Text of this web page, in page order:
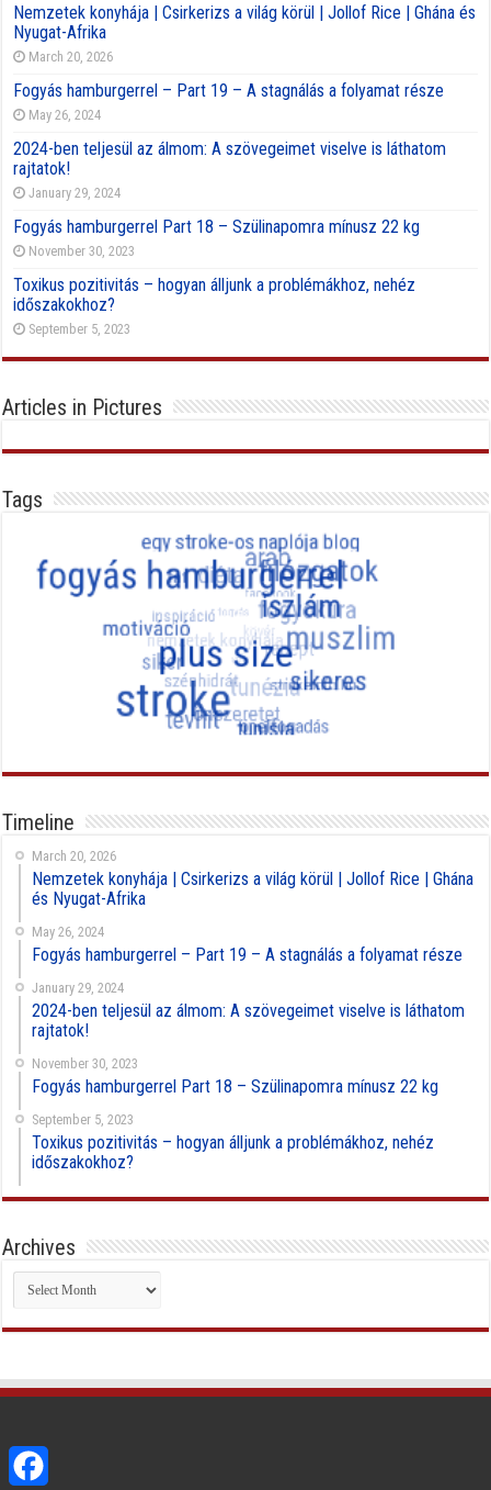
Nemzetek konyhája | Csirkerizs a világ körül | Jollof Rice | Ghána és
Nyugat-Afrika
March 20, 2026
Fogyás hamburgerrel – Part 19 – A stagnálás a folyamat része
May 26, 2024
2024-ben teljesül az álmom: A szövegeimet viselve is láthatom
rajtatok!
January 29, 2024
Fogyás hamburgerrel Part 18 – Szülinapomra mínusz 22 kg
November 30, 2023
Toxikus pozitivitás – hogyan álljunk a problémákhoz, nehéz
időszakokhoz?
September 5, 2023
Articles in Pictures
Tags
Timeline
March 20, 2026
Nemzetek konyhája | Csirkerizs a világ körül | Jollof Rice | Ghána
és Nyugat-Afrika
May 26, 2024
Fogyás hamburgerrel – Part 19 – A stagnálás a folyamat része
January 29, 2024
2024-ben teljesül az álmom: A szövegeimet viselve is láthatom
rajtatok!
November 30, 2023
Fogyás hamburgerrel Part 18 – Szülinapomra mínusz 22 kg
September 5, 2023
Toxikus pozitivitás – hogyan álljunk a problémákhoz, nehéz
időszakokhoz?
Archives
Archives